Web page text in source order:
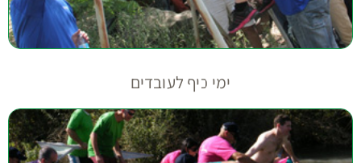
ימי כיף לעובדים